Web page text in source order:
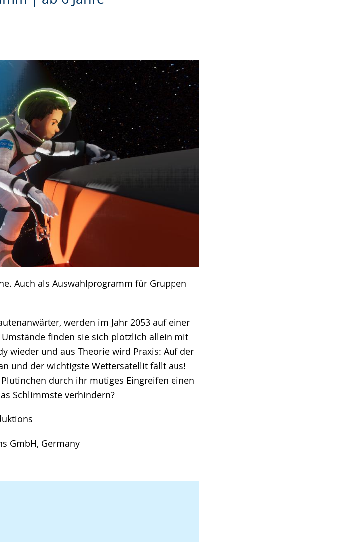
Auch als Auswahlprogramm für Gruppen
werden im Jahr 2053 auf einer
finden sie sich plötzlich allein mit
wieder und aus Theorie wird Praxis: Auf der
und der wichtigste Wettersatellit fällt aus!
durch ihr mutiges Eingreifen einen
Schlimmste verhindern?
GmbH, Germany